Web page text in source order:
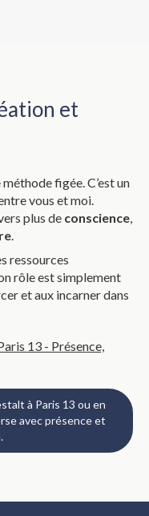
et
figée. C’est un
vous et moi.
plus de conscience
ressources
rôle est simplement
et aux incarner dans
13 - Présence,
à Paris 13 ou en
avec présence et